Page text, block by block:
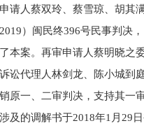
请人蔡双玲、蔡雪琼、胡
）闽民终396号民事判决
本案。再审申请人蔡明晓
讼代理人林剑龙、陈小城
原一、二审判决，支持其
及的调解书于2018年1月29